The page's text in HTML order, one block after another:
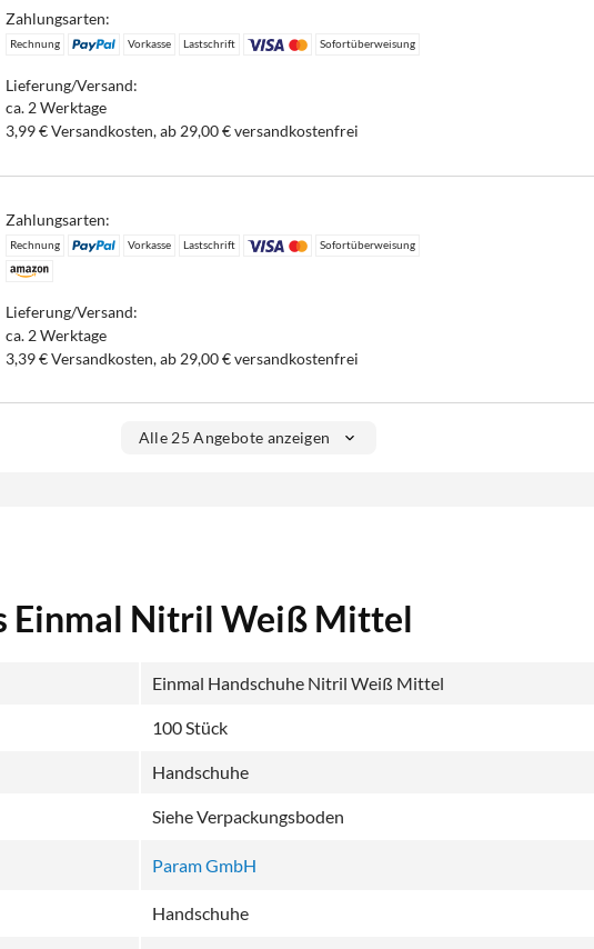
Zahlungsarten:
Rechnung Vorkasse Lastschrift Sofortüberweisung
Lieferung/Versand:
ca. 2 Werktage
3,99 € Versandkosten, ab 29,00 € versandkostenfrei
Zahlungsarten:
Rechnung Vorkasse Lastschrift Sofortüberweisung
Lieferung/Versand:
ca. 2 Werktage
3,39 € Versandkosten, ab 29,00 € versandkostenfrei
Alle 25 Angebote anzeigen
Einmal Nitril Weiß Mittel
Einmal Handschuhe Nitril Weiß Mittel
100 Stück
Handschuhe
Siehe Verpackungsboden
Param GmbH
Handschuhe